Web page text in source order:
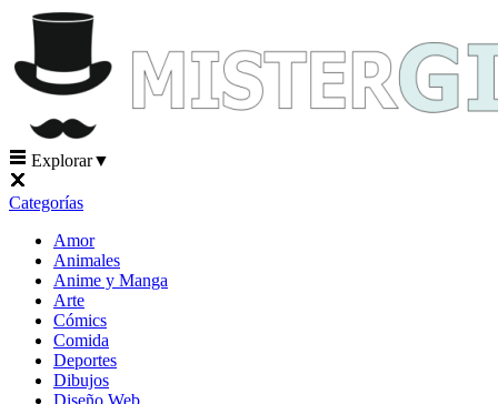
Explorar▼
Categorías
Amor
Animales
Anime y Manga
Arte
Cómics
Comida
Deportes
Dibujos
Diseño Web